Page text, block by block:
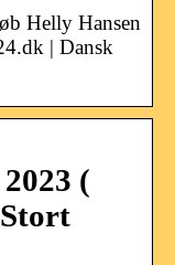
Helly Hansen
| Dansk
(